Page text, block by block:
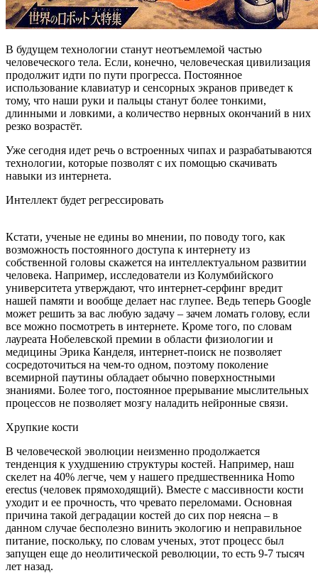
В будущем технологии станут неотъемлемой частью
человеческого тела. Если, конечно, человеческая цивилизация
продолжит идти по пути прогресса. Постоянное
использование клавиатур и сенсорных экранов приведет к
тому, что наши руки и пальцы станут более тонкими,
длинными и ловкими, а количество нервных окончаний в них
резко возрастёт.
Уже сегодня идет речь о встроенных чипах и разрабатываются
технологии, которые позволят с их помощью скачивать
навыки из интернета.
Интеллект будет регрессировать
Кстати, ученые не едины во мнении, по поводу того, как
возможность постоянного доступа к интернету из
собственной головы скажется на интеллектуальном развитии
человека. Например, исследователи из Колумбийского
университета утверждают, что интернет-серфинг вредит
нашей памяти и вообще делает нас глупее. Ведь теперь Google
может решить за вас любую задачу – зачем ломать голову, если
все можно посмотреть в интернете. Кроме того, по словам
лауреата Нобелевской премии в области физиологии и
медицины Эрика Канделя, интернет-поиск не позволяет
сосредоточиться на чем-то одном, поэтому поколение
всемирной паутины обладает обычно поверхностными
знаниями. Более того, постоянное прерывание мыслительных
процессов не позволяет мозгу наладить нейронные связи.
Хрупкие кости
В человеческой эволюции неизменно продолжается
тенденция к ухудшению структуры костей. Например, наш
скелет на 40% легче, чем у нашего предшественника Homo
erectus (человек прямоходящий). Вместе с массивности кости
уходит и ее прочность, что чревато переломами. Основная
причина такой деградации костей до сих пор неясна – в
данном случае бесполезно винить экологию и неправильное
питание, поскольку, по словам ученых, этот процесс был
запущен еще до неолитической революции, то есть 9-7 тысяч
лет назад.